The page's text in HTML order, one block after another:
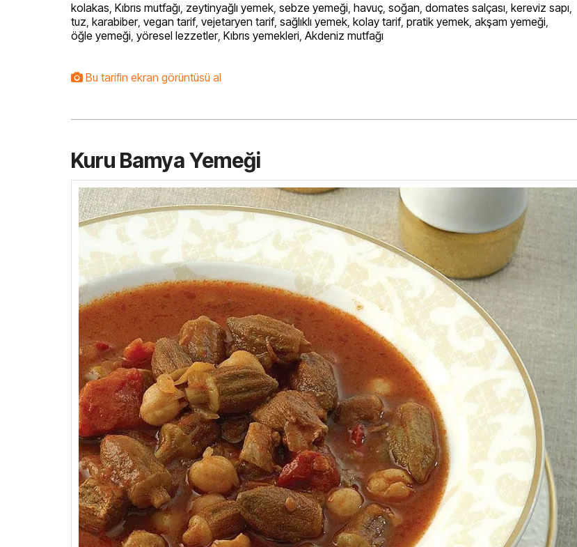
kolakas, Kıbrıs mutfağı, zeytinyağlı yemek, sebze yemeği, havuç, soğan, domates salçası, kereviz sapı,
tuz, karabiber, vegan tarif, vejetaryen tarif, sağlıklı yemek, kolay tarif, pratik yemek, akşam yemeği,
öğle yemeği, yöresel lezzetler, Kıbrıs yemekleri, Akdeniz mutfağı
Bu tarifin ekran görüntüsü al
Kuru Bamya Yemeği